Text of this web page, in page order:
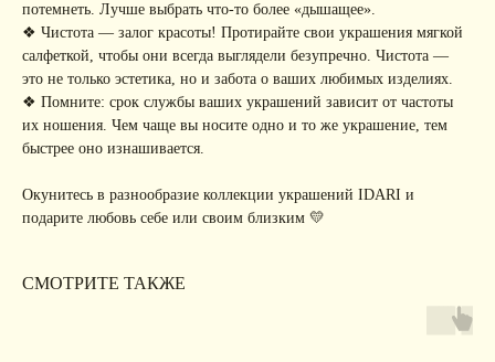
потемнеть. Лучше выбрать что-то более «дышащее».
❖ Чистота — залог красоты! Протирайте свои украшения мягкой
салфеткой, чтобы они всегда выглядели безупречно. Чистота —
это не только эстетика, но и забота о ваших любимых изделиях.
❖ Помните: срок службы ваших украшений зависит от частоты
их ношения. Чем чаще вы носите одно и то же украшение, тем
быстрее оно изнашивается.
Окунитесь в разнообразие коллекции украшений IDARI и
подарите любовь себе или своим близким 💛
СМОТРИТЕ ТАКЖЕ
Я соглашаюсь с обработкой персональных данных в соответствии с
конфиденциальности
Ясоглашаюсьна получение рекламной рассылки
подписаться
Договор публичной
Политика
ИНН 540405944704
ИНФОРМАЦИЯ